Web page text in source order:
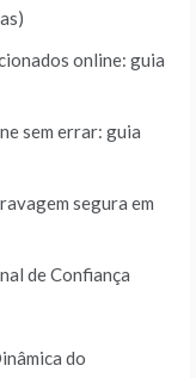
online: guia
sem errar: guia
segura em
de Confiança
do